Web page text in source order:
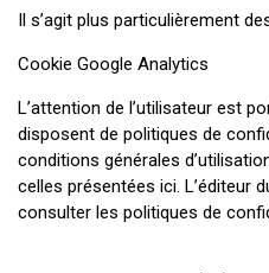
Il s’agit plus particulièrement
Cookie Google Analytics
L’attention de l’utilisateur est
disposent de politiques de
conditions générales
celles présentées ici. L’éditeur
consulter les politiques de